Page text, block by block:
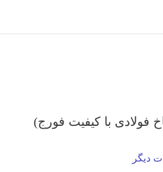
فولادی با کیفیت فورج)
دیگر